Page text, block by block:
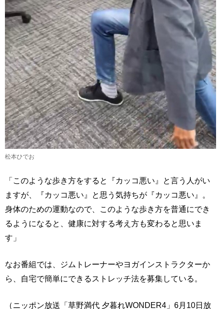
松本ひでお
「このような歩き方をすると『カッコ悪い』と言う人がい
ますが、『カッコ悪い』と思う気持ちが『カッコ悪い』。
身体のための運動なので、このような歩き方を普通にでき
るようになると、健康に対する考え方も変わると思いま
す」
なお番組では、ジムトレーナーやヨガインストラクターか
ら、自宅で簡単にできるストレッチ法を募集している。
（ニッポン放送「草野満代 夕暮れWONDER4」6月10日放